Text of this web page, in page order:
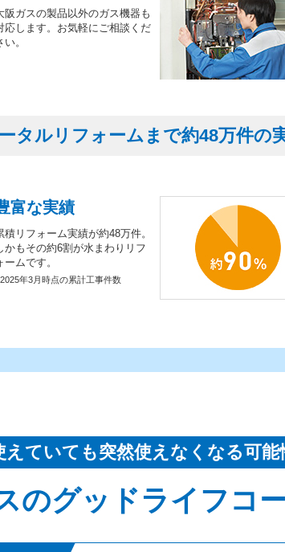
阪ガスの製品以外のガス機器も
応します。お気軽にご相談くだ
い。
タルリフォームまで約48万件の
富な実績
積リフォーム実績が約48万件。
かもその約6割が水まわりリフ
ームです。
年3月時点の累計工事件数
えていても突然使えなくなる可能
のグッドライフコ